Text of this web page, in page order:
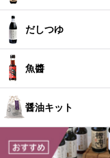
だしつゆ
魚醬
醤油キット